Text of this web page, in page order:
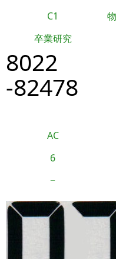
C1
卒業研究
8022
-82478
AC
6
−